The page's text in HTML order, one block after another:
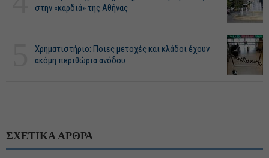
στην «καρδιά» της Αθήνας
Χρηματιστήριο: Ποιες μετοχές και κλάδοι έχουν
ακόμη περιθώρια ανόδου
ΣΧΕΤΙΚΑ ΑΡΘΡΑ